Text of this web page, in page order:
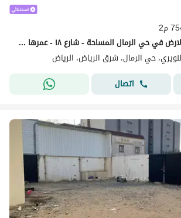
م2
استراحة للبيع بقيمة الارض في حي الرمال المساحة - شارع ١٨ - عمرها ١٥ سنة
حي الرمال، شرق الرياض، الرياض
اتصال